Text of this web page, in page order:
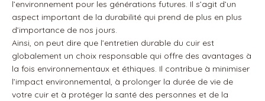
l’environnement pour les générations futures. Il s’agit d’un
aspect important de la durabilité qui prend de plus en plus
d’importance de nos jours.
Ainsi, on peut dire que l’entretien durable du cuir est
globalement un choix responsable qui offre des avantages à
la fois environnementaux et éthiques. Il contribue à minimiser
l’impact environnemental, à prolonger la durée de vie de
votre cuir et à protéger la santé des personnes et de la